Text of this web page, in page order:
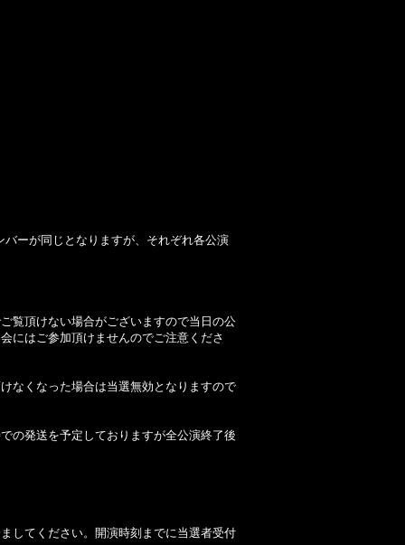
ーが同じとなりますが、それぞれ各公演
覧頂けない場合がございますので当日の公
にはご参加頂けませんのでご注意くださ
なくなった場合は当選無効となりますので
の発送を予定しておりますが全公演終了後
してください。開演時刻までに当選者受付